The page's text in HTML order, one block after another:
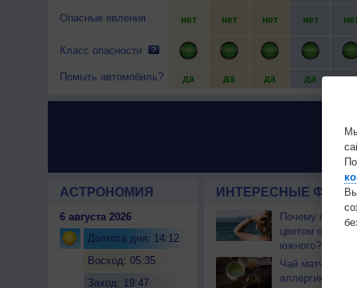
Опасные явления
Класс опасности
Помыть автомобиль?
нет
да
нет
да
нет
да
нет
да да
АСТРОНОМИЯ
6 августа 2026
Долгота дня: 14:12
Восход: 05:35
Заход: 19:47
ИНТЕРЕСНЫЕ
Почему
цветом
южного?
Чай матча
аллергикам